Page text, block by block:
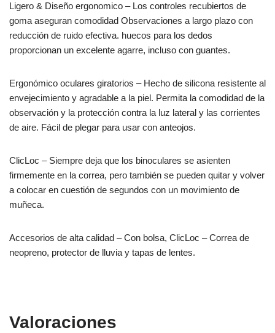
Ligero & Diseño ergonomico – Los controles recubiertos de
goma aseguran comodidad Observaciones a largo plazo con
reducción de ruido efectiva. huecos para los dedos
proporcionan un excelente agarre, incluso con guantes.
Ergonómico oculares giratorios – Hecho de silicona resistente al
envejecimiento y agradable a la piel. Permita la comodidad de la
observación y la protección contra la luz lateral y las corrientes
de aire. Fácil de plegar para usar con anteojos.
ClicLoc – Siempre deja que los binoculares se asienten
firmemente en la correa, pero también se pueden quitar y volver
a colocar en cuestión de segundos con un movimiento de
muñeca.
Accesorios de alta calidad – Con bolsa, ClicLoc – Correa de
neopreno, protector de lluvia y tapas de lentes.
Valoraciones